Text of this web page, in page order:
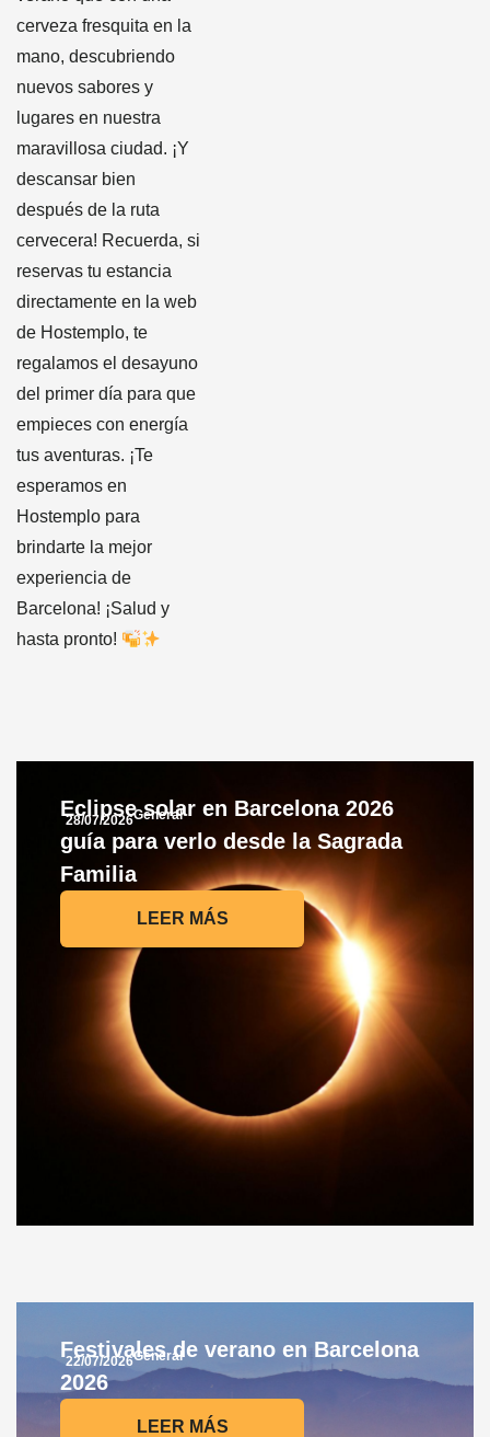
cerveza fresquita en la
mano, descubriendo
nuevos sabores y
lugares en nuestra
maravillosa ciudad. ¡Y
descansar bien
después de la ruta
cervecera! Recuerda, si
reservas tu estancia
directamente en la web
de Hostemplo, te
regalamos el desayuno
del primer día para que
empieces con energía
tus aventuras. ¡Te
esperamos en
Hostemplo para
brindarte la mejor
experiencia de
Barcelona! ¡Salud y
hasta pronto!
28/07/2026General
Eclipse solar en Barcelona 2026
guía para verlo desde la Sagrada
Familia
LEER MÁS
22/07/2026General
Festivales de verano en Barcelona
2026
LEER MÁS